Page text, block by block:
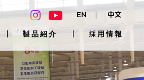
製品紹介 採用情報
EN 中文